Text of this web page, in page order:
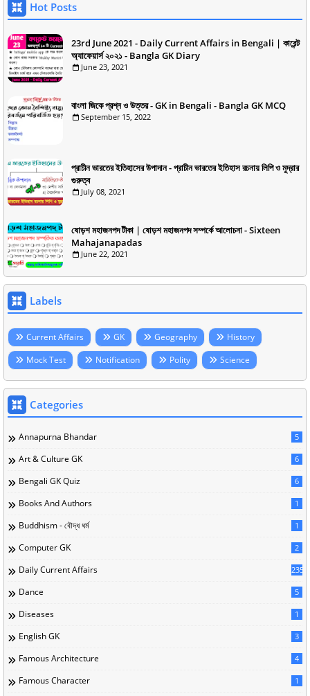
Hot Posts
23rd June 2021 - Daily Current Affairs in Bengali | কারেন্ট
অ্যাফেয়ার্স ২০২১ - Bangla GK Diary
June 23, 2021
বাংলা জিকে প্রশ্ন ও উত্তর - GK in Bengali - Bangla GK MCQ
September 15, 2022
প্রাচীন ভারতের ইতিহাসের উপাদান - প্রাচীন ভারতের ইতিহাস রচনায় লিপি ও মুদ্রার
গুরুত্ব
July 08, 2021
ষোড়শ মহাজনপদ টীকা | ষোড়শ মহাজনপদ সম্পর্কে আলোচনা - Sixteen
Mahajanapadas
June 22, 2021
Labels
Current Affairs GK Geography
History
Mock Test
Notification Polity Science
Categories
Annapurna Bhandar 5
Art & Culture GK 6
Bengali GK Quiz 6
Books And Authors 1
Buddhism - বৌদ্ধ ধর্ম 1
Computer GK 2
Daily Current Affairs 235
Dance 5
Diseases 1
English GK 3
Famous Architecture 4
Famous Character 1